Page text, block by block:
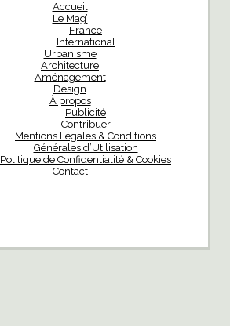
Accueil
Le Mag’
France
International
Urbanisme
Architecture
Aménagement
Design
À propos
Publicité
Contribuer
Mentions Légales & Conditions
Générales d’Utilisation
Politique de Confidentialité & Cookies
Contact